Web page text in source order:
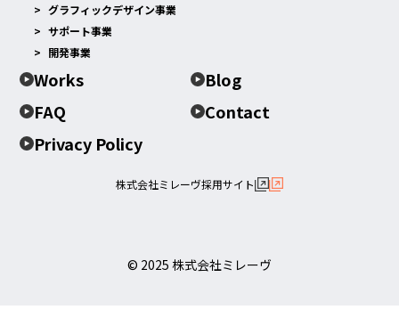
グラフィックデザイン事業
サポート事業
開発事業
Works
Blog
FAQ
Contact
Privacy Policy
株式会社ミレーヴ採用サイト
© 2025 株式会社ミレーヴ